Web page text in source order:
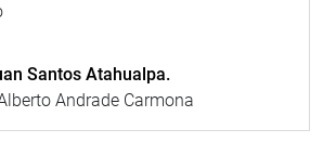
Santos Atahualpa.
Andrade Carmona